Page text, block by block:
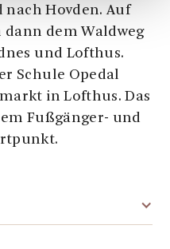
nach Hovden. Auf
dem Waldweg
und Lofthus.
Schule Opedal
in Lofthus. Das
Fußgänger- und